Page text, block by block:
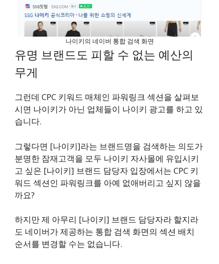
나이키의 네이버 통합 검색 화면
유명 브랜드도 피할 수 없는 예산의
무게
그런데 CPC 키워드 매체인 파워링크 섹션을 살펴보
시면 나이키가 아닌 업체들이 나이키 광고를 하고 있
습니다.
그렇다면 [나이키]라는 브랜드명을 검색하는 의도가
분명한 잠재고객을 모두 나이키 자사몰에 유입시키
고 싶은 [나이키] 브랜드 담당자 입장에서는 CPC 키
워드 섹션인 파워링크를 아예 없애버리고 싶지 않을
까요?
하지만 제 아무리 [나이키] 브랜드 담당자라 할지라
도 네이버가 제공하는 통합 검색 화면의 섹션 배치
순서를 변경할 수는 없습니다.